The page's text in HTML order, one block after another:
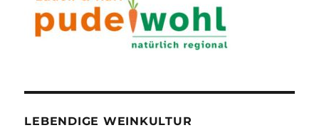
LEBENDIGE WEINKULTUR